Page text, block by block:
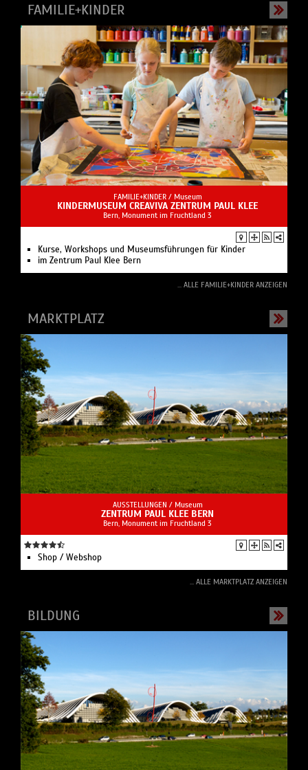
FAMILIE+KINDER
FAMILIE+KINDER / Museum
KINDERMUSEUM CREAVIVA ZENTRUM PAUL KLEE
Bern, Monument im Fruchtland 3
Kurse, Workshops und Museumsführungen für Kinder
im Zentrum Paul Klee Bern
... ALLE FAMILIE+KINDER ANZEIGEN
MARKTPLATZ
AUSSTELLUNGEN / Museum
ZENTRUM PAUL KLEE BERN
Bern, Monument im Fruchtland 3
Shop / Webshop
... ALLE MARKTPLATZ ANZEIGEN
BILDUNG